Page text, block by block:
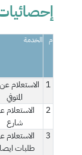
م الخدمة
1
الاستعلام
المتوفي
2
الاستعلام
شارع
3
الاستعلام
طلبات